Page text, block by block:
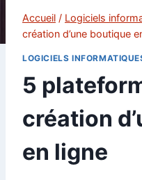
Accueil / Logiciels
création d’une boutique
LOGICIELS
5
création
en ligne